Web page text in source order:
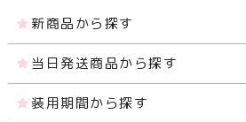
新商品から探す
当日発送商品から探す
装用期間から探す